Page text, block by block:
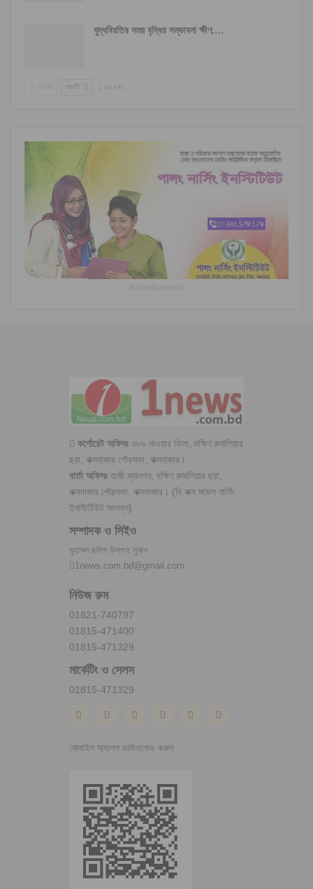
যুদ্ধবিরতির সময় বৃদ্ধির সম্ভাবনা ক্ষীণ,…
পরবর্তী ১ এর ৫৪৩
কর্পোরেট অফিসঃ৩৮৯ নাওয়ার ভিলা, দক্ষিণ রুমালিয়ার
ছরা, কক্সবাজার পৌরসভা, কক্সবাজার।
বার্তা অফিসঃ হাজী ম্যানশন, দক্ষিণ রুমালিয়ার ছরা,
কক্সবাজার পৌরসভা, কক্সবাজার। (দি কক্স মডেল নার্সিং
ইনস্টিটিউট সংলগ্ন)
সম্পাদক ও সিইও
মুহাম্মদ ছলিম উল্লাহ সুজন
1news.com.bd@gmail.com
নিউজ রুম
01821-740797
01815-471400
01815-471329
মার্কেটিং ও সেলস
01815-471329
মোবাইল অ্যাপস ডাউনলোড করুন